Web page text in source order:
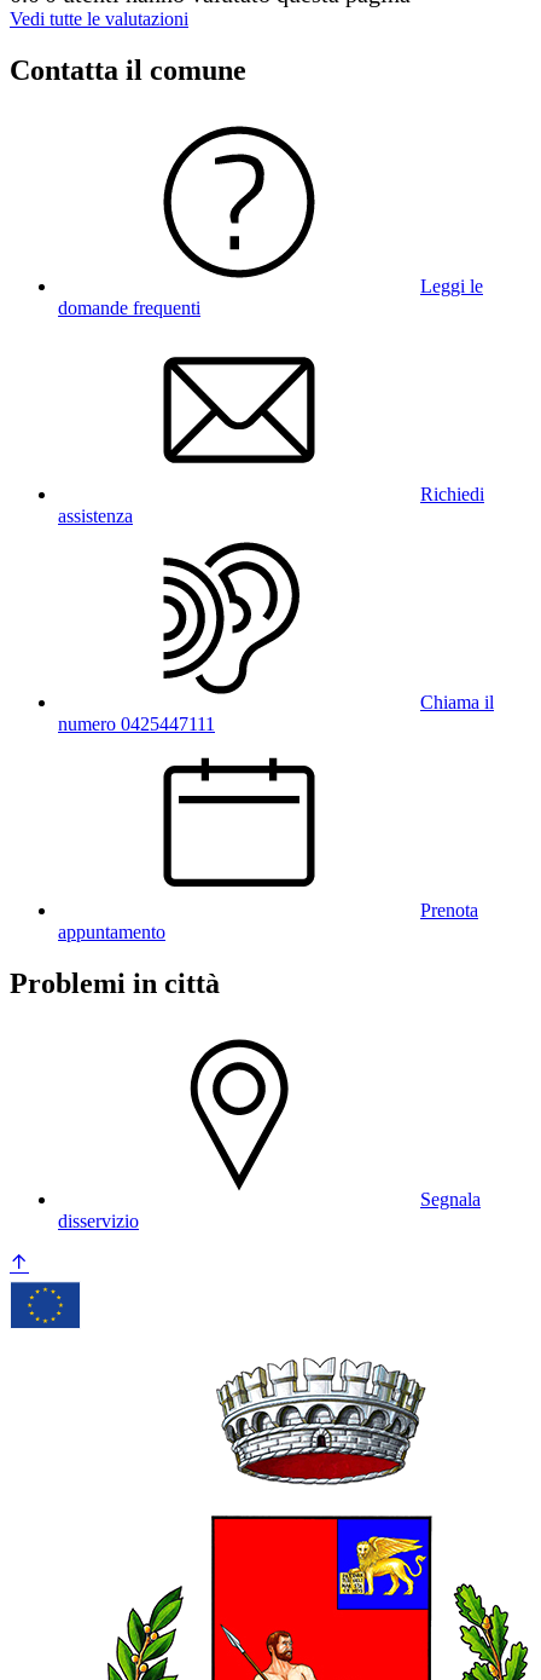
Vedi tutte le valutazioni
Contatta il comune
Leggi le
domande frequenti
Richiedi
assistenza
Chiama il
numero 0425447111
Prenota
appuntamento
Problemi in città
Segnala
disservizio